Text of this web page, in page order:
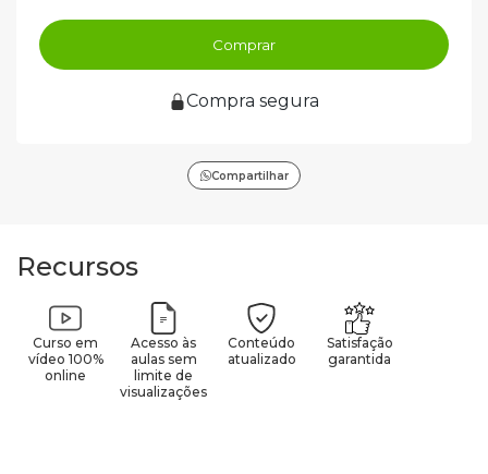
Comprar
Compra segura
Compartilhar
Recursos
Curso em
vídeo 100%
online
Acesso às
aulas sem
limite de
visualizações
Conteúdo
atualizado
Satisfação
garantida